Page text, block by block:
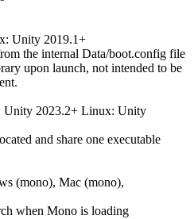
Unity 2019.1+
the internal Data/boot.config file
upon launch, not intended to be
Unity 2023.2+ Linux: Unity
and share one executable
(mono), Mac (mono),
when Mono is loading